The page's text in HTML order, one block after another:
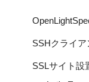
SSHクライア
SSLサイト設